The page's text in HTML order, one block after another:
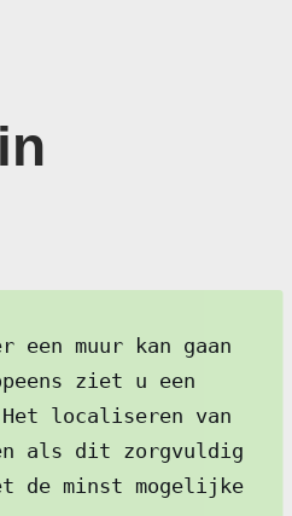
een muur kan gaan
ziet u een
localiseren van
als dit zorgvuldig
de minst mogelijke